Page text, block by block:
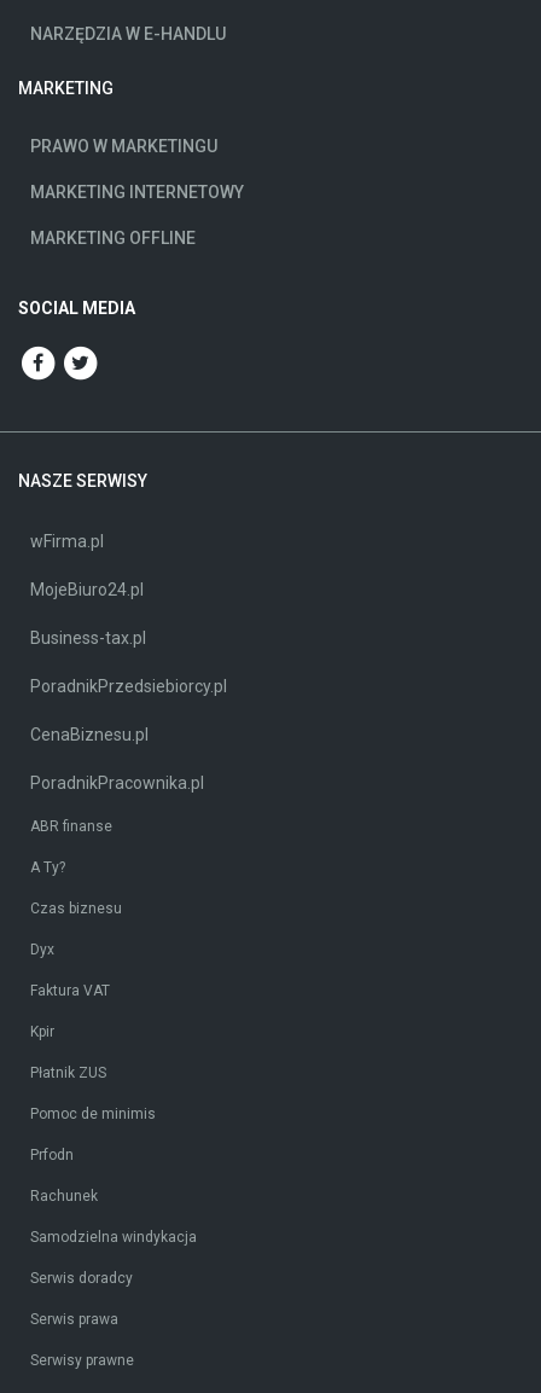
NARZĘDZIA W E-HANDLU
MARKETING
PRAWO W MARKETINGU
MARKETING INTERNETOWY
MARKETING OFFLINE
SOCIAL MEDIA
NASZE SERWISY
wFirma.pl
MojeBiuro24.pl
Business-tax.pl
PoradnikPrzedsiebiorcy.pl
CenaBiznesu.pl
PoradnikPracownika.pl
ABR finanse
A Ty?
Czas biznesu
Dyx
Faktura VAT
Kpir
Płatnik ZUS
Pomoc de minimis
Prfodn
Rachunek
Samodzielna windykacja
Serwis doradcy
Serwis prawa
Serwisy prawne